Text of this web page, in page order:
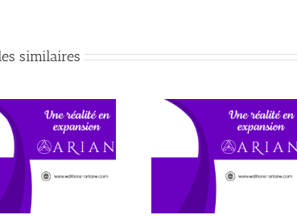
similaires
Nouveauté attendue!
Quelques
d’Ariane